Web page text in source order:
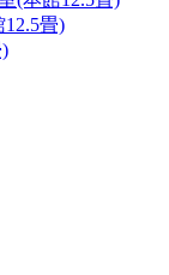
畳)